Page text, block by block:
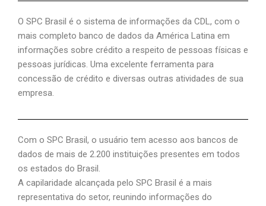
O SPC Brasil é o sistema de informações da CDL, com o
mais completo banco de dados da América Latina em
informações sobre crédito a respeito de pessoas físicas e
pessoas jurídicas. Uma excelente ferramenta para
concessão de crédito e diversas outras atividades de sua
empresa.
Com o SPC Brasil, o usuário tem acesso aos bancos de
dados de mais de 2.200 instituições presentes em todos
os estados do Brasil.
A capilaridade alcançada pelo SPC Brasil é a mais
representativa do setor, reunindo informações do